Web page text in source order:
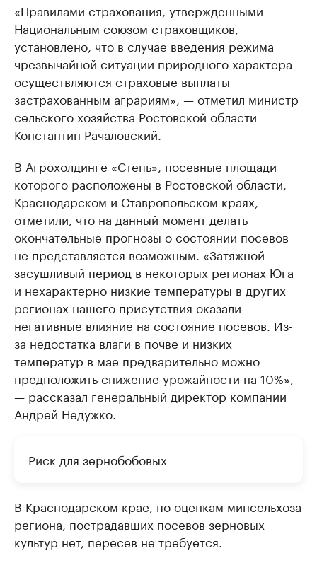
«Правилами страхования, утвержденными
Национальным союзом страховщиков,
установлено, что в случае введения режима
чрезвычайной ситуации природного характера
осуществляются страховые выплаты
застрахованным аграриям», — отметил министр
сельского хозяйства Ростовской области
Константин Рачаловский.
В Агрохолдинге «Степь», посевные площади
которого расположены в Ростовской области,
Краснодарском и Ставропольском краях,
отметили, что на данный момент делать
окончательные прогнозы о состоянии посевов
не представляется возможным. «Затяжной
засушливый период в некоторых регионах Юга
и нехарактерно низкие температуры в других
регионах нашего присутствия оказали
негативные влияние на состояние посевов. Из-
за недостатка влаги в почве и низких
температур в мае предварительно можно
предположить снижение урожайности на 10%»,
— рассказал генеральный директор компании
Андрей Недужко.
Риск для зернобобовых
В Краснодарском крае, по оценкам минсельхоза
региона, пострадавших посевов зерновых
культур нет, пересев не требуется.